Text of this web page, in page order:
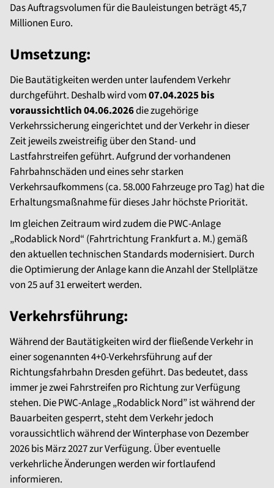
Das Auftragsvolumen für die Bauleistungen beträgt 45,7
Millionen Euro.
Umsetzung:
Die Bautätigkeiten werden unter laufendem Verkehr
durchgeführt. Deshalb wird vom07.04.2025 bis
voraussichtlich 04.06.2026die zugehörige
Verkehrssicherung eingerichtet und der Verkehr in dieser
Zeit jeweils zweistreifig über den Stand- und
Lastfahrstreifen geführt. Aufgrund der vorhandenen
Fahrbahnschäden und eines sehr starken
Verkehrsaufkommens (ca. 58.000 Fahrzeuge pro Tag) hat die
Erhaltungsmaßnahme für dieses Jahr höchste Priorität.
Im gleichen Zeitraum wird zudem die PWC-Anlage
„Rodablick Nord“ (Fahrtrichtung Frankfurt a. M.) gemäß
den aktuellen technischen Standards modernisiert. Durch
die Optimierung der Anlage kann die Anzahl der Stellplätze
von 25 auf 31 erweitert werden.
Verkehrsführung:
Während der Bautätigkeiten wird der fließende Verkehr in
einer sogenannten 4+0-Verkehrsführung auf der
Richtungsfahrbahn Dresden geführt. Das bedeutet, dass
immer je zwei Fahrstreifen pro Richtung zur Verfügung
stehen. Die PWC-Anlage „Rodablick Nord” ist während der
Bauarbeiten gesperrt, steht dem Verkehr jedoch
voraussichtlich während der Winterphase von Dezember
2026 bis März 2027 zur Verfügung. Über eventuelle
verkehrliche Änderungen werden wir fortlaufend
informieren.